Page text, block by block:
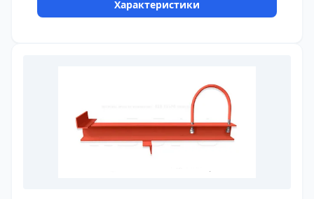
месяца. Бесплатная доставка до ТК ПЭК, СДЭК,
Характеристики